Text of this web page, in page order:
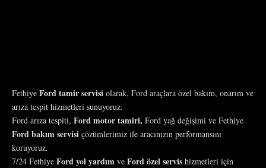
Fethiye Ford tamir servisi olarak, Ford araçlara özel bakım, onarım ve
arıza tespit hizmetleri sunuyoruz.
Ford arıza tespiti, Ford motor tamiri, Ford yağ değişimi ve Fethiye
Ford bakım servisi çözümlerimiz ile aracınızın performansını
koruyoruz.
7/24 Fethiye Ford yol yardım ve Ford özel servis hizmetleri için